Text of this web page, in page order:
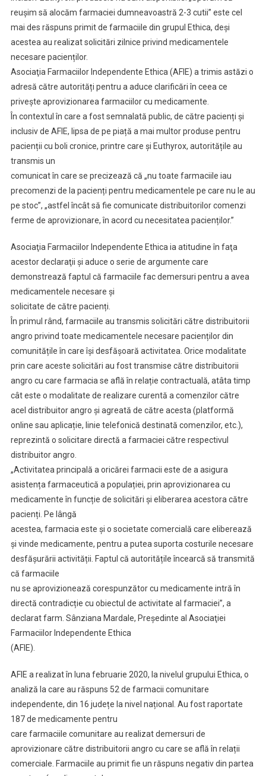
Datorează
Lipsei
Comenzilor
De
reușim să alocăm farmaciei dumneavoastră 2-3 cutii” este cel
mai des răspuns primit de farmaciile din grupul Ethica, deși
acestea au realizat solicitări zilnice privind medicamentele
necesare pacienților.
Asociaţia Farmaciilor Independente Ethica (AFIE) a trimis astăzi o
adresă către autorități pentru a aduce clarificări în ceea ce
privește aprovizionarea farmaciilor cu medicamente.
În contextul în care a fost semnalată public, de către pacienți și
inclusiv de AFIE, lipsa de pe piață a mai multor produse pentru
pacienții cu boli cronice, printre care și Euthyrox, autoritățile au
transmis un
comunicat în care se precizează că „nu toate farmaciile iau
precomenzi de la pacienți pentru medicamentele pe care nu le au
pe stoc”, „astfel încât să fie comunicate distribuitorilor comenzi
ferme de aprovizionare, în acord cu necesitatea pacienților.”
Asociaţia Farmaciilor Independente Ethica ia atitudine în faţa
acestor declaraţii şi aduce o serie de argumente care
demonstrează faptul că farmaciile fac demersuri pentru a avea
medicamentele necesare și
solicitate de către pacienți.
În primul rând, farmaciile au transmis solicitări către distribuitorii
angro privind toate medicamentele necesare pacienților din
comunitățile în care își desfășoară activitatea. Orice modalitate
prin care aceste solicitări au fost transmise către distribuitorii
angro cu care farmacia se află în relație contractuală, atâta timp
cât este o modalitate de realizare curentă a comenzilor către
acel distribuitor angro și agreată de către acesta (platformă
online sau aplicație, linie telefonică destinată comenzilor, etc.),
reprezintă o solicitare directă a farmaciei către respectivul
distribuitor angro.
„Activitatea principală a oricărei farmacii este de a asigura
asistența farmaceutică a populației, prin aprovizionarea cu
medicamente în funcție de solicitări și eliberarea acestora către
pacienți. Pe lângă
acestea, farmacia este și o societate comercială care eliberează
și vinde medicamente, pentru a putea suporta costurile necesare
desfășurării activității. Faptul că autoritățile încearcă să transmită
că farmaciile
nu se aprovizionează corespunzător cu medicamente intră în
directă contradicție cu obiectul de activitate al farmaciei”, a
declarat farm. Sânziana Mardale, Președinte al Asociaţiei
Farmaciilor Independente Ethica
(AFIE).
AFIE a realizat în luna februarie 2020, la nivelul grupului Ethica, o
analiză la care au răspuns 52 de farmacii comunitare
independente, din 16 județe la nivel național. Au fost raportate
187 de medicamente pentru
care farmaciile comunitare au realizat demersuri de
aprovizionare către distribuitorii angro cu care se află în relații
comerciale. Farmaciile au primit fie un răspuns negativ din partea